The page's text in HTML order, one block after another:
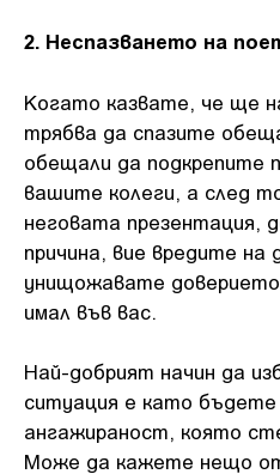
2. Неспазването на
Когато казвате, че ще
трябва да спазите
обещали да подкрепите
вашите колеги, а след
неговата презентация,
причина, вие вредите на
унищожавате
имал във вас.
Най-добрият начин да
ситуация е като бъдете
ангажираност, която
Може да кажете нещо от